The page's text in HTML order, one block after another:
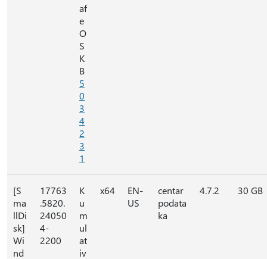
af
e
O
S
K
B
5
0
3
4
2
3
1
[S
ma
llDi
sk]
Wi
nd
17763
.5820.
24050
4-
2200
K
u
m
ul
at
iv
x64
EN-
US
centar
podata
ka
4.7.2 30 GB